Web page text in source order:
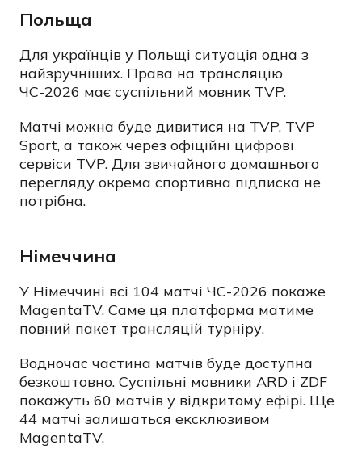
Польща
Для українців у Польщі ситуація одна з
найзручніших. Права на трансляцію
ЧС-2026 має суспільний мовник TVP.
Матчі можна буде дивитися на TVP, TVP
Sport, а також через офіційні цифрові
сервіси TVP. Для звичайного домашнього
перегляду окрема спортивна підписка не
потрібна.
Німеччина
У Німеччині всі 104 матчі ЧС-2026 покаже
MagentaTV. Саме ця платформа матиме
повний пакет трансляцій турніру.
Водночас частина матчів буде доступна
безкоштовно. Суспільні мовники ARD і ZDF
покажуть 60 матчів у відкритому ефірі. Ще
44 матчі залишаться ексклюзивом
MagentaTV.